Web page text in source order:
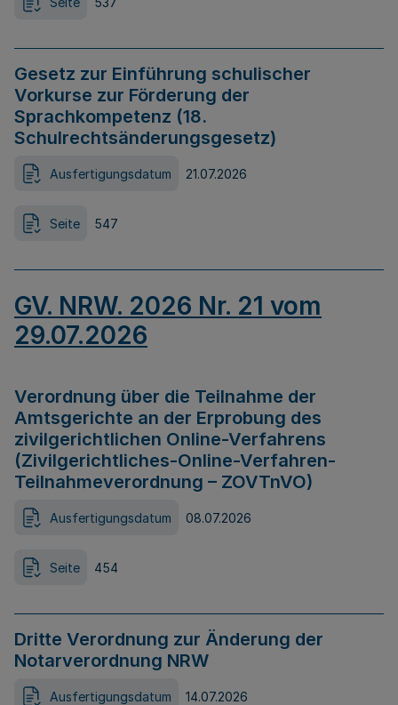
Gesetz zur Einführung schulischer
Vorkurse zur Förderung der
Sprachkompetenz (18.
Schulrechtsänderungsgesetz)
Ausfertigungsdatum 21.07.2026
Seite 547
GV. NRW. 2026 Nr. 21 vom
29.07.2026
Verordnung über die Teilnahme der
Amtsgerichte an der Erprobung des
zivilgerichtlichen Online-Verfahrens
(Zivilgerichtliches-Online-Verfahren-
Teilnahmeverordnung – ZOVTnVO)
Ausfertigungsdatum 08.07.2026
Seite 454
Dritte Verordnung zur Änderung der
Notarverordnung NRW
Ausfertigungsdatum 14.07.2026